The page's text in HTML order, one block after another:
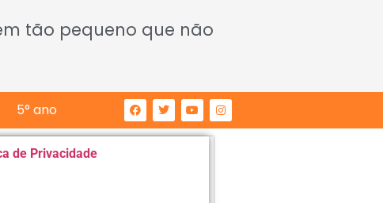
tão pequeno que não
5° ano
de Privacidade